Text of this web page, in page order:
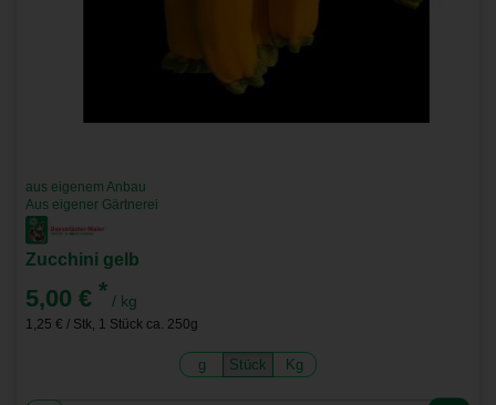
aus eigenem Anbau
Aus eigener Gärtnerei
Zucchini gelb
5,00 € * / kg
1,25 € / Stk, 1 Stück ca. 250g
g Stück Kg